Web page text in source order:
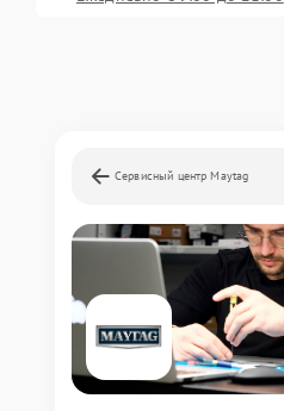
Сервисный центр Maytag